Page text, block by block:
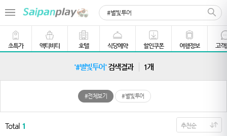
초특가 액티비티 호텔 식당예약 할인쿠폰 여행정보 고객
'#별빛투어'검색결과 1개
#전체보기 #별빛투어
Total 1